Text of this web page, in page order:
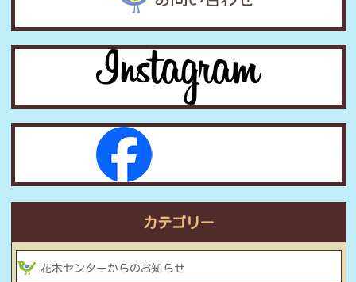
カテゴリー
花木センターからのお知らせ